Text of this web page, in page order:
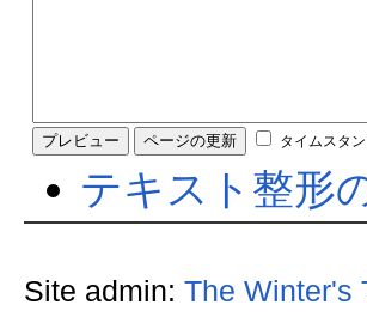
タイムスタ
テキスト整形
Site admin: The Winter's